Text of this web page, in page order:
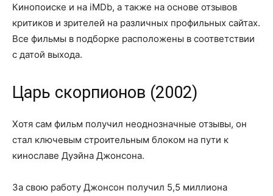
Кинопоиске и на iMDb, а также на основе отзывов
критиков и зрителей на различных профильных сайтах.
Все фильмы в подборке расположены в соответствии
с датой выхода.
Царь скорпионов (2002)
Хотя сам фильм получил неоднозначные отзывы, он
стал ключевым строительным блоком на пути к
кинославе Дуэйна Джонсона.
За свою работу Джонсон получил 5,5 миллиона